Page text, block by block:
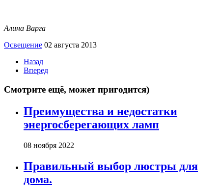
Алина Варга
Освещение 02 августа 2013
Назад
Вперед
Смотрите ещё, может пригодится)
Преимущества и недостатки
энергосберегающих ламп
08 ноября 2022
Правильный выбор люстры для
дома.